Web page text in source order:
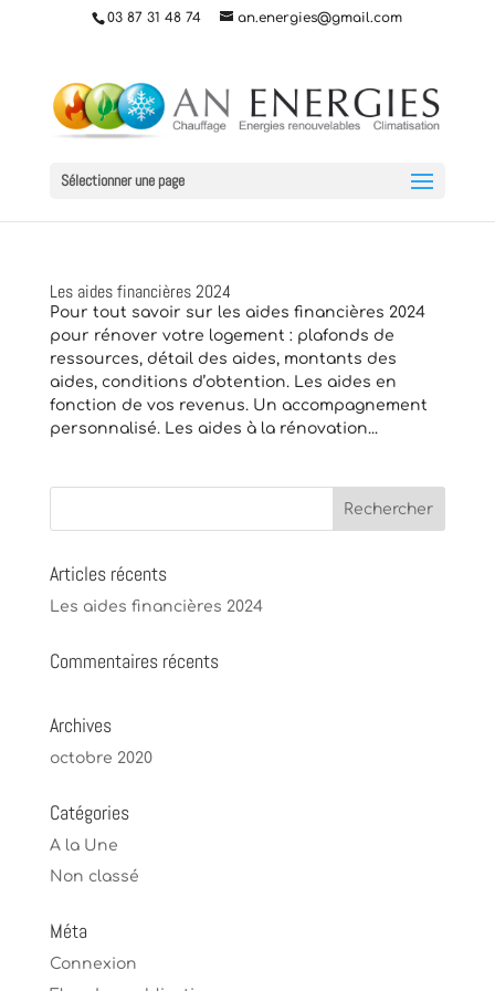
03 87 31 48 74 an.energies@gmail.com
Sélectionner une page
Les aides financières 2024
Pour tout savoir sur les aides financières 2024
pour rénover votre logement : plafonds de
ressources, détail des aides, montants des
aides, conditions d’obtention. Les aides en
fonction de vos revenus. Un accompagnement
personnalisé. Les aides à la rénovation...
Articles récents
Les aides financières 2024
Commentaires récents
Archives
octobre 2020
Catégories
A la Une
Non classé
Méta
Connexion